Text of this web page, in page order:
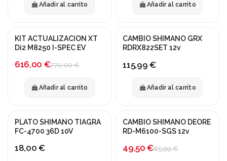
Añadir al carrito Añadir al carrito
-20%
KIT ACTUALIZACION XT
Di2 M8250 I-SPEC EV
616,00 €770,00 €
Añadir al carrito
CAMBIO SHIMANO GRX
RDRX822SET 12v
115,99 €
Añadir al carrito
PLATO SHIMANO TIAGRA
FC-4700 36D 10V
18,00 €
¡En oferta!
CAMBIO SHIMANO DEORE
RD-M6100-SGS 12v
49,50 €65,99 €